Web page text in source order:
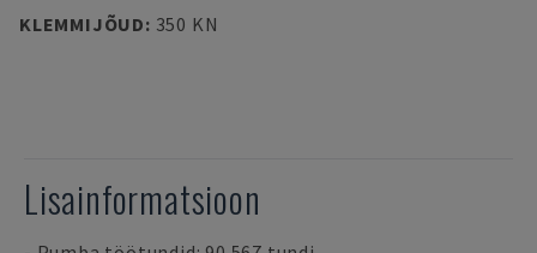
KLEMMIJÕUD: 350 KN
Lisainformatsioon